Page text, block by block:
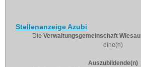
Stellenanzeige Azubi
Die Verwaltungsgemeinschaft Wiesau
eine(n)
Auszubildende(n)